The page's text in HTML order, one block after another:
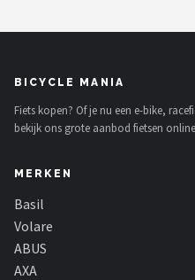
BICYCLE MANIA
Fiets kopen? Of je nu een e-bike,
bekijk ons grote aanbod fietsen
MERKEN
Basil
Volare
ABUS
AXA